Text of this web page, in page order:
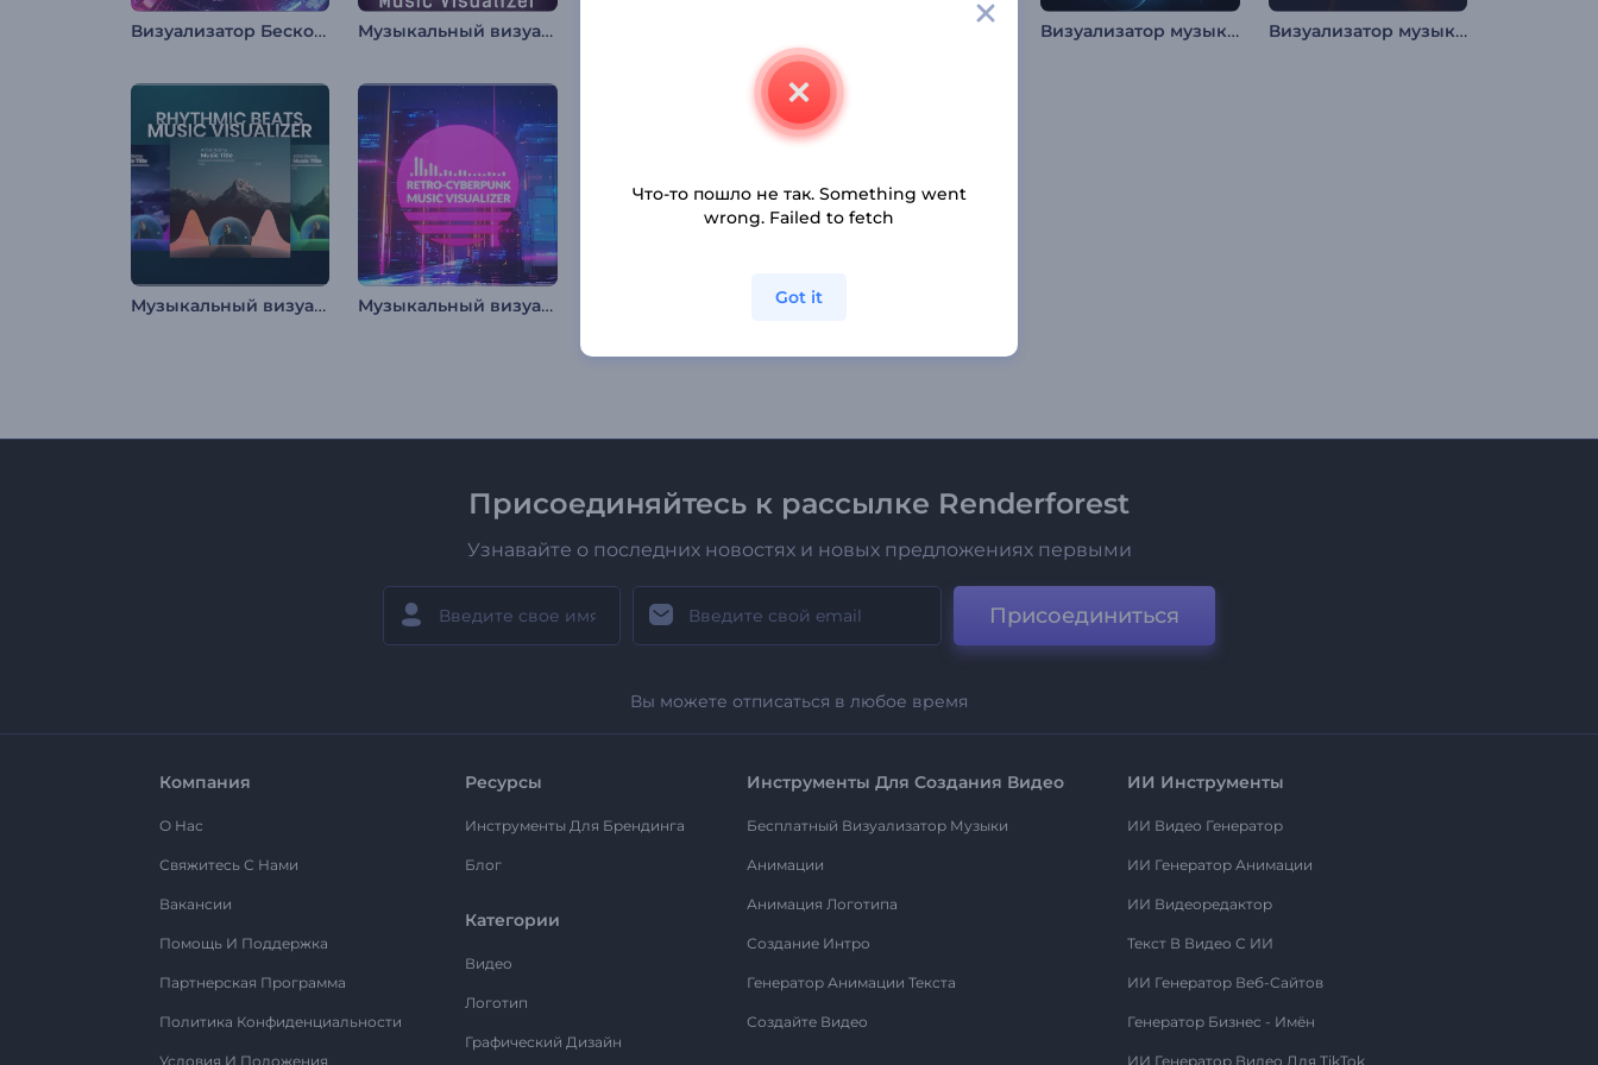
Визуализатор Бесконечной Туннельной Петли Музыкальный визуализатор "Кибер Биты" Визуализатор музыки: Неоновые пузыри Визуализатор музыки: Огненные лучи
Музыкальный визуализатор "Ритмичные биты" Музыкальный визуализатор в стиле ретро-киберпанк Визуализатор музыки: Вращающаяся сфера
Присоединяйтесь к рассылке Renderforest
Узнавайте о последних новостях и новых предложениях первыми
Присоединиться
Вы можете отписаться в любое время
Компания
О Нас
Свяжитесь С Нами
Вакансии
Помощь И Поддержка
Партнерская Программа
Политика Конфиденциальности
Условия И Положения
Ресурсы
Инструменты Для Брендинга
Блог
Категории
Видео
Логотип
Графический Дизайн
Инструменты Для Создания Видео
Бесплатный Визуализатор Музыки
Анимации
Анимация Логотипа
Создание Интро
Генератор Анимации Текста
Создайте Видео
ИИ Инструменты
ИИ Видео Генератор
ИИ Генератор Анимации
ИИ Видеоредактор
Текст В Видео С ИИ
ИИ Генератор Веб-Сайтов
Генератор Бизнес - Имён
ИИ Генератор Видео Для TikTok
Что-то пошло не так. Something went
wrong. Failed to fetch
Got it